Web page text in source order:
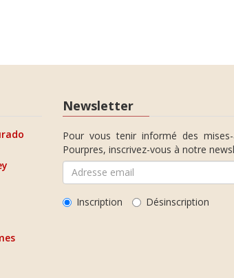
Newsletter
Pour vous tenir informé des
Pourpres, inscrivez-vous à notre
Inscription Désinscription